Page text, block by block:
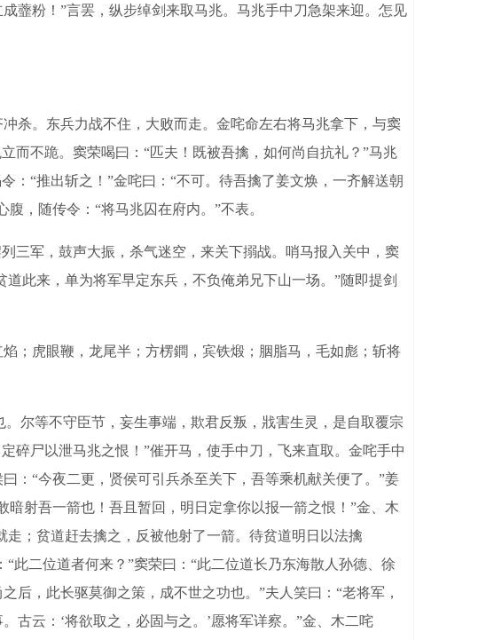
虀粉！”言罢，纵步绰剑来取马兆。马兆手中刀急架来迎。怎见
。东兵力战不住，大败而走。金咤命左右将马兆拿下，与窦
而不跪。窦荣喝曰：“匹夫！既被吾擒，如何尚自抗礼？”马兆
：“推出斩之！”金咤曰：“不可。待吾擒了姜文焕，一齐解送朝
，随传令：“将马兆囚在府内。”不表。
军，鼓声大振，杀气迷空，来关下搦战。哨马报入关中，窦
此来，单为将军早定东兵，不负俺弟兄下山一场。”随即提剑
虎眼鞭，龙尾半；方楞鐧，宾铁煅；胭脂马，毛如彪；斩将
尔等不守臣节，妄生事端，欺君反叛，戕害生灵，是自取覆宗
碎尸以泄马兆之恨！”催开马，使手中刀，飞来直取。金咤手中
：“今夜二更，贤侯可引兵杀至关下，吾等乘机献关便了。”姜
射吾一箭也！吾且暂回，明日定拿你以报一箭之恨！”金、木
；贫道赶去擒之，反被他射了一箭。待贫道明日以法擒
此二位道者何来？”窦荣曰：“此二位道长乃东海散人孙德、徐
，此长驱莫御之策，成不世之功也。”夫人笑曰：“老将军，
古云：‘将欲取之，必固与之。’愿将军详察。”金、木二咤